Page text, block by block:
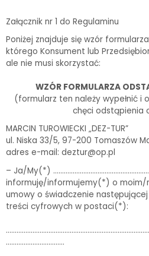
Załącznik nr 1 do Regulaminu
Poniżej znajduje się wzór
którego Konsument lub
ale nie musi skorzystać:
WZÓR FORMULARZA
(formularz ten należy wypełnić i
chęci odstąpienia
MARCIN TUROWIECKI „DEZ-TUR”
ul. Niska 33/5, 97-200 Tomaszów
adres e-mail: deztur@op.pl
– Ja/My(*)
informuję/informujemy(*) o moim/
umowy o świadczenie
treści cyfrowych w postaci(*):
……………………………